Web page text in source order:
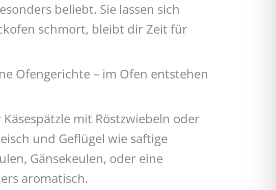
beliebt. Sie lassen sich
schmort, bleibt dir Zeit für
Ofengerichte – im Ofen entstehen
Käsespätzle mit Röstzwiebeln oder
und Geflügel wie saftige
Gänsekeulen, oder eine
aromatisch.